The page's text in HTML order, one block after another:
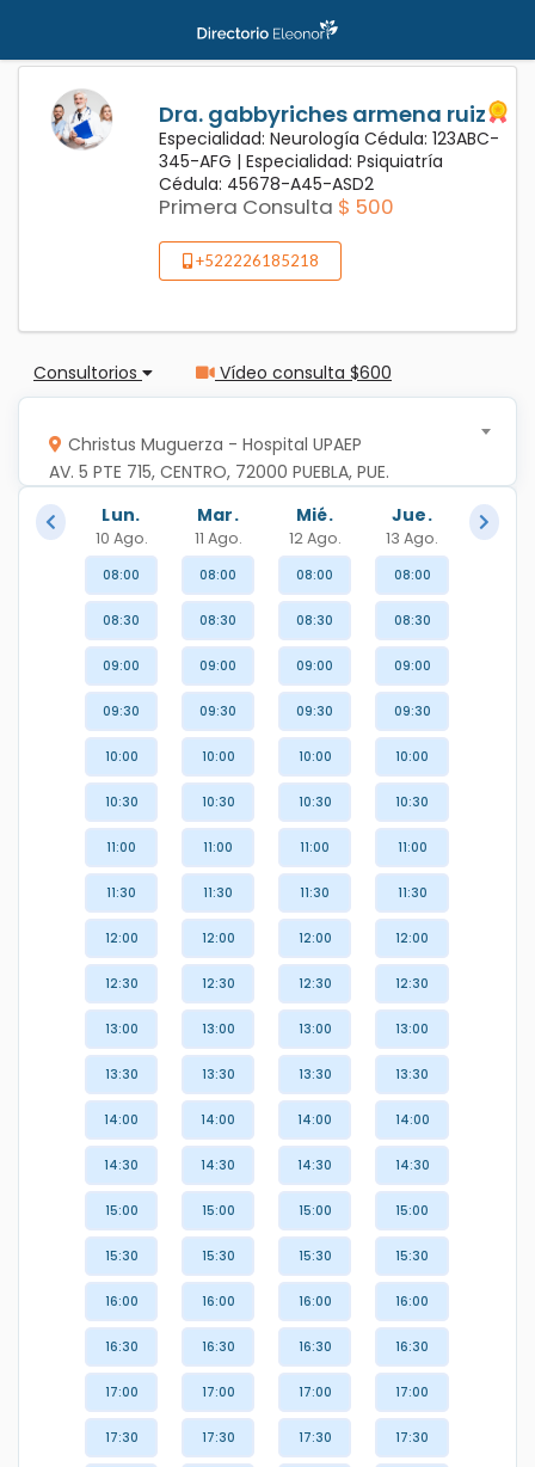
Dra. gabbyriches armena ruiz
Especialidad: Neurología Cédula: 123ABC-
345-AFG | Especialidad: Psiquiatría
Cédula: 45678-A45-ASD2
Primera Consulta $ 500
+522226185218
Consultorios Vídeo consulta $600
Christus Muguerza - Hospital UPAEP
AV. 5 PTE 715, CENTRO, 72000 PUEBLA, PUE.
Lun.
10 Ago.
Mar.
11 Ago.
Mié.
12 Ago.
Jue.
13 Ago.
08:00
08:30
09:00
09:30
10:00
10:30
11:00
11:30
12:00
12:30
13:00
13:30
14:00
14:30
15:00
15:30
16:00
16:30
17:00
17:30
08:00
08:30
09:00
09:30
10:00
10:30
11:00
11:30
12:00
12:30
13:00
13:30
14:00
14:30
15:00
15:30
16:00
16:30
17:00
17:30
08:00
08:30
09:00
09:30
10:00
10:30
11:00
11:30
12:00
12:30
13:00
13:30
14:00
14:30
15:00
15:30
16:00
16:30
17:00
17:30
08:00
08:30
09:00
09:30
10:00
10:30
11:00
11:30
12:00
12:30
13:00
13:30
14:00
14:30
15:00
15:30
16:00
16:30
17:00
17:30